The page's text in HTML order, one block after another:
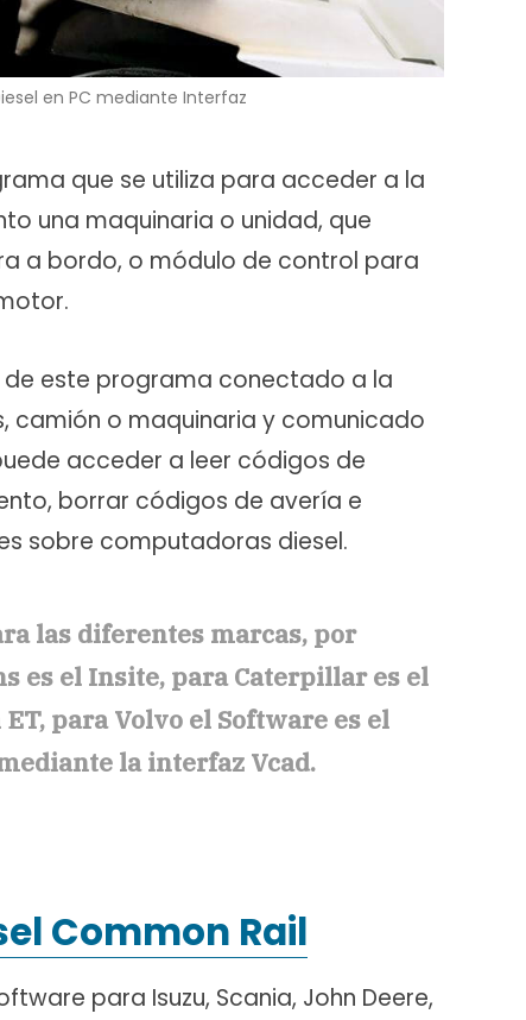
en PC mediante Interfaz
que se utiliza para acceder a la
una maquinaria o unidad, que
a bordo, o módulo de control para
de este programa conectado a la
camión o maquinaria y comunicado
acceder a leer códigos de
borrar códigos de avería e
sobre computadoras diesel.
las diferentes marcas, por
es el Insite, para Caterpillar es el
para Volvo el Software es el
la interfaz Vcad.
Common Rail
para Isuzu, Scania, John Deere,